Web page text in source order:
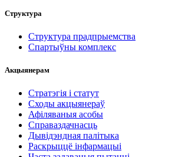
Структура
Структура прадпрыемства
Спартыўны комплекс
Акцыянерам
Стратэгія і статут
Сходы акцыянераў
Афіляваныя асобы
Справаздачнасць
Дывідэндная палітыка
Раскрыццё інфармацыі